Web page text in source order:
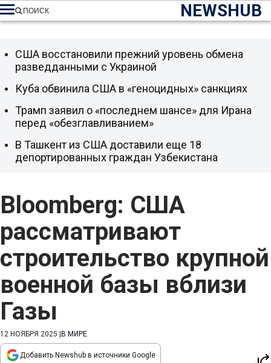
NEWSHUB
ПОИСК
Bloomberg: США
рассматривают
строительство крупной
военной базы вблизи
Газы
12 НОЯБРЯ 2025 В МИРЕ
Добавить Newshub в источники Google
США восстановили прежний уровень обмена
разведданными с Украиной
Куба обвинила США в «геноцидных» санкциях
Трамп заявил о «последнем шансе» для Ирана
перед «обезглавливанием»
В Ташкент из США доставили еще 18
депортированных граждан Узбекистана